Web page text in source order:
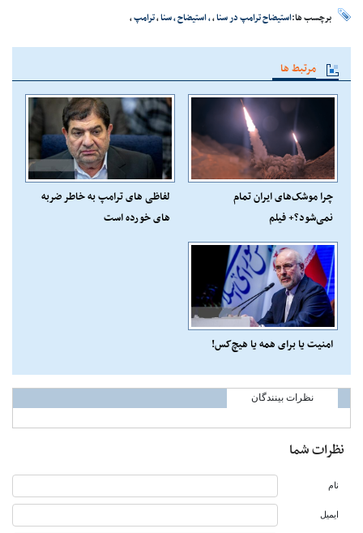
برچسب ها:استیضاح ترامپ در سنا،، استیضاح ، سنا،ترامپ،
مرتبط ها
چرا موشک‌های ایران تمام
نمی‌شود؟+ فیلم
لفاظی های ترامپ به خاطر ضربه
های خورده است
امنیت یا برای همه یا هیچ‌کس!
نظرات بینندگان
نظرات شما
نام
ایمیل